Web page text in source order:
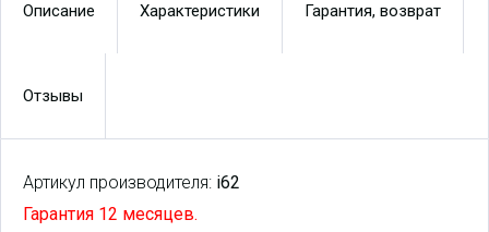
Описание Характеристики Гарантия, возврат
Отзывы
Артикул производителя: i62
Гарантия 12 месяцев.